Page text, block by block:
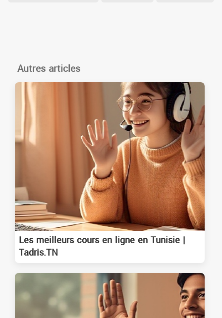
Autres articles
Les meilleurs cours en ligne en Tunisie |
Tadris.TN